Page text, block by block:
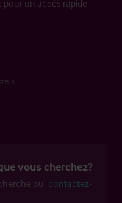
un accès rapide
vous cherchez?
ou contactez-